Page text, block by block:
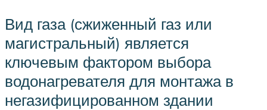
Вид газа (сжиженный газ или
магистральный) является
ключевым фактором выбора
водонагревателя для монтажа в
негазифицированном здании